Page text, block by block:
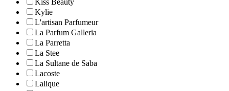
Kiss Beauty
Kylie
L'artisan Parfumeur
La Parfum Galleria
La Parretta
La Stee
La Sultane de Saba
Lacoste
Lalique